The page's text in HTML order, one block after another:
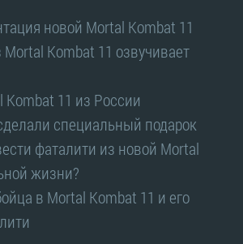
новой Mortal Kombat 11
Kombat 11 озвучивает
11 из России
специальный подарок
фаталити из новой Mortal
жизни?
в Mortal Kombat 11 и его